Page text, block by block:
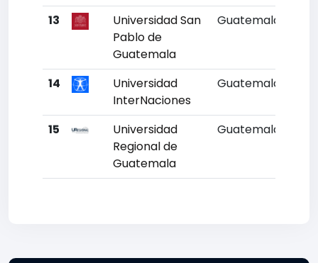
13
Universidad San
Pablo de
Guatemala
Guatemala
14
Universidad
InterNaciones
Guatemala
15
Universidad
Regional de
Guatemala
Guatemala